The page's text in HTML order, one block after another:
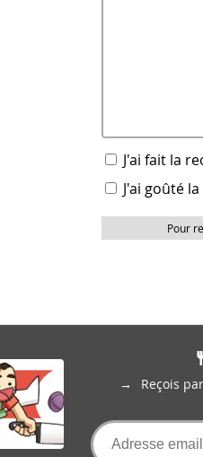
J'ai fait la
J'ai goûté
Pour
Reçois